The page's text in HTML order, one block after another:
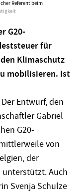
Referent beim
G20-
für
Klimaschutz
mobilisieren. Ist
Entwurf, den
Gabriel
G20-
von
der
Auch
Svenja Schulze